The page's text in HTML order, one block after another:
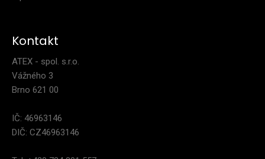
Kontakt
ATEX - spol. s.r.o.
Vážného 3
Brno 621 00
IČ: 46963146
DIČ: CZ46963146